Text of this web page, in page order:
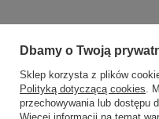
Dbamy o Twoją
Sklep korzysta z plików
Polityką dotyczącą cookies.
przechowywania lub dostępu